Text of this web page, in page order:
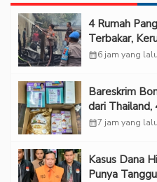
‎4 Rumah
Terbakar,
calendar_month6 jam yang lalu
Bareskrim
dari Thailand,
calendar_month7 jam yang lalu
Kasus Dana
Punya